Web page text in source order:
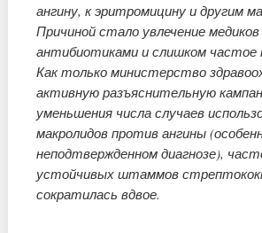
ангину, к эритромицину и другим
Причиной стало увлечение
антибиотиками и слишком частое
Как только министерство
активную разъяснительную
уменьшения числа случаев
макролидов против ангины
неподтвержденном диагнозе),
устойчивых штаммов
сократилась вдвое.